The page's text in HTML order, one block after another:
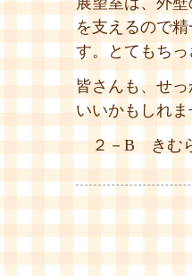
を支えるので
す。とてもちっ
皆さんも、せ
いいかもしれ
２－B きむ